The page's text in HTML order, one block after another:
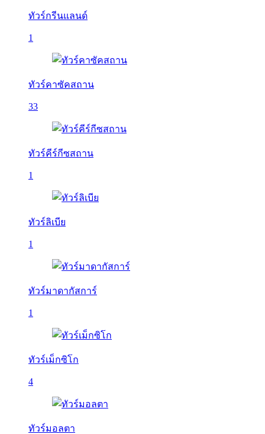
ทัวร์กรีนแลนด์
1
ทัวร์คาซัคสถาน
33
ทัวร์คีร์กีซสถาน
1
ทัวร์ลิเบีย
1
ทัวร์มาดากัสการ์
1
ทัวร์เม็กซิโก
4
ทัวร์มอลตา